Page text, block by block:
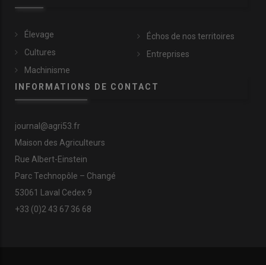
Élevage
Cultures
Machinisme
Échos de nos territoires
Entreprises
INFORMATIONS DE CONTACT
journal@agri53.fr
Maison des Agriculteurs
Rue Albert-Einstein
Parc Technopôle – Changé
53061 Laval Cedex 9
+33 (0)2 43 67 36 68